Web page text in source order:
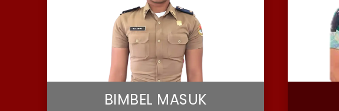
BIMBEL MASUK